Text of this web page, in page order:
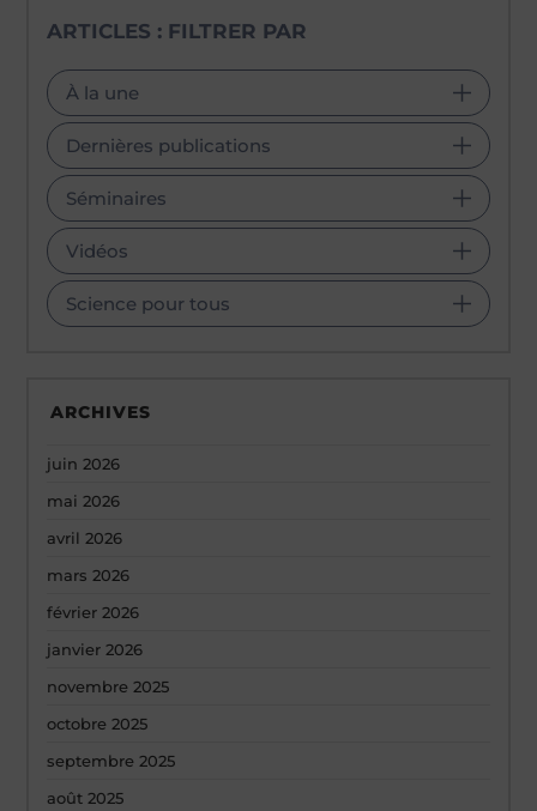
ARTICLES : FILTRER PAR
À la une
Dernières publications
Séminaires
Vidéos
Science pour tous
ARCHIVES
juin 2026
mai 2026
avril 2026
mars 2026
février 2026
janvier 2026
novembre 2025
octobre 2025
septembre 2025
août 2025